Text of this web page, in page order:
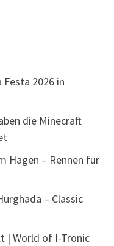
2026 in
die Minecraft
Hagen – Rennen für
– Classic
| World of I-Tronic